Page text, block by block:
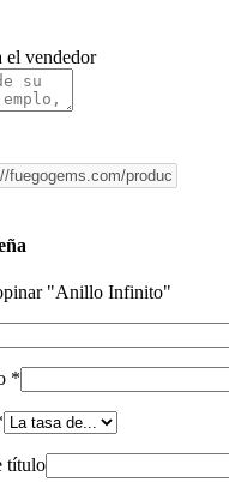
el vendedor
"Anillo Infinito"
*
título